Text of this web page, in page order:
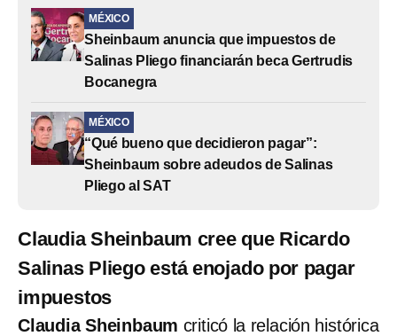
MÉXICO
Sheinbaum anuncia que impuestos de
Salinas Pliego financiarán beca Gertrudis
Bocanegra
MÉXICO
“Qué bueno que decidieron pagar”:
Sheinbaum sobre adeudos de Salinas
Pliego al SAT
Claudia Sheinbaum cree que Ricardo
Salinas Pliego está enojado por pagar
impuestos
Claudia Sheinbaum criticó la relación histórica